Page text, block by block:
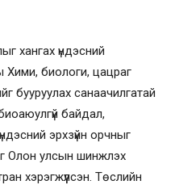
хангах үндэсний
биологи, цацраг
бууруулах санаачилгатай
байдал,
эрхзүйн орчныг
Олон улсын шинжлэх
хэрэгжүүлсэн. Төслийн